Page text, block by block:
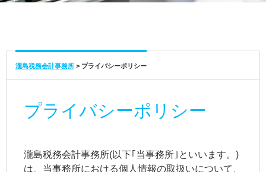
瀧島税務会計事務所 > プライバシーポリシー
プライバシーポリシー
瀧島税務会計事務所(以下｢当事務所｣といいます。)
は、当事務所における個人情報の取扱いについて、